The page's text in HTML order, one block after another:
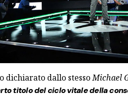
dichiarato dallo stessoMichael
titolo del ciclo vitale della